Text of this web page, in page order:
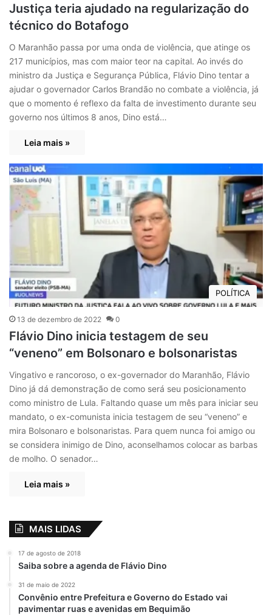
Justiça teria ajudado na regularização do
técnico do Botafogo
O Maranhão passa por uma onda de violência, que atinge os
217 municípios, mas com maior teor na capital. Ao invés do
ministro da Justiça e Segurança Pública, Flávio Dino tentar a
ajudar o governador Carlos Brandão no combate a violência, já
que o momento é reflexo da falta de investimento durante seu
governo nos últimos 8 anos, Dino está…
Leia mais »
POLÍTICA
13 de dezembro de 2022 0
Flávio Dino inicia testagem de seu
“veneno” em Bolsonaro e bolsonaristas
Vingativo e rancoroso, o ex-governador do Maranhão, Flávio
Dino já dá demonstração de como será seu posicionamento
como ministro de Lula. Faltando quase um mês para iniciar seu
mandato, o ex-comunista inicia testagem de seu “veneno” e
mira Bolsonaro e bolsonaristas. Para quem nunca foi amigo ou
se considera inimigo de Dino, aconselhamos colocar as barbas
de molho. O senador…
Leia mais »
MAIS LIDAS
17 de agosto de 2018
Saiba sobre a agenda de Flávio Dino
31 de maio de 2022
Convênio entre Prefeitura e Governo do Estado vai
pavimentar ruas e avenidas em Bequimão